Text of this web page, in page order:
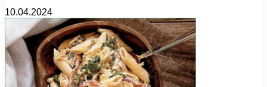
10.04.2024